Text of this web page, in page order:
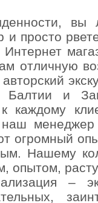
вы
и просто
отличную
Балтии и
каждому
наш
огромный
Нашему
опытом,
–